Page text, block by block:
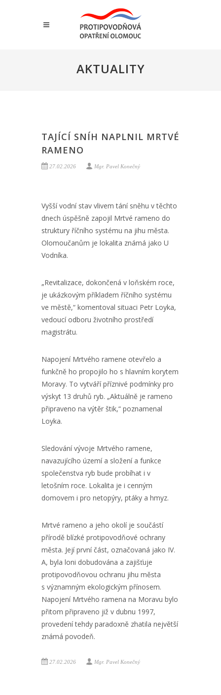
AKTUALITY
TAJÍCÍ SNÍH NAPLNIL MRTVÉ
RAMENO
27.02.2026 Mgr. Pavel Konečný
Vyšší vodní stav vlivem tání sněhu v těchto
dnech úspěšně zapojil Mrtvé rameno do
struktury říčního systému na jihu města.
Olomoučanům je lokalita známá jako U
Vodníka.
„Revitalizace, dokončená v loňském roce,
je ukázkovým příkladem říčního systému
ve městě,“ komentoval situaci Petr Loyka,
vedoucí odboru životního prostředí
magistrátu.
Napojení Mrtvého ramene otevřelo a
funkčně ho propojilo ho s hlavním korytem
Moravy. To vytváří příznivé podmínky pro
výskyt 13 druhů ryb. „Aktuálně je rameno
připraveno na výtěr štik,“ poznamenal
Loyka.
Sledování vývoje Mrtvého ramene,
navazujícího území a složení a funkce
společenstva ryb bude probíhat i v
letošním roce. Lokalita je i cenným
domovem i pro netopýry, ptáky a hmyz.
Mrtvé rameno a jeho okolí je součástí
přírodě blízké protipovodňové ochrany
města. Její první část, označovaná jako IV.
A, byla loni dobudována a zajišťuje
protipovodňovou ochranu jihu města
s významným ekologickým přínosem.
Napojení Mrtvého ramena na Moravu bylo
přitom připraveno již v dubnu 1997,
provedení tehdy paradoxně zhatila největší
známá povodeň.
27.02.2026 Mgr. Pavel Konečný